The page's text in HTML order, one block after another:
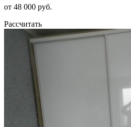
от 48 000 руб.
Рассчитать